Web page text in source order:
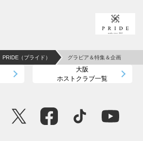
PRIDE（プライド） グラビア＆特集＆企画
大阪
ホストクラブ一覧